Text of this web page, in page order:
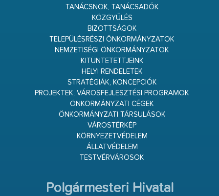
TANÁCSNOK, TANÁCSADÓK
KÖZGYŰLÉS
BIZOTTSÁGOK
TELEPÜLÉSRÉSZI ÖNKORMÁNYZATOK
NEMZETISÉGI ÖNKORMÁNYZATOK
KITÜNTETETTJEINK
HELYI RENDELETEK
STRATÉGIÁK, KONCEPCIÓK
PROJEKTEK, VÁROSFEJLESZTÉSI PROGRAMOK
ÖNKORMÁNYZATI CÉGEK
ÖNKORMÁNYZATI TÁRSULÁSOK
VÁROSTÉRKÉP
KÖRNYEZETVÉDELEM
ÁLLATVÉDELEM
TESTVÉRVÁROSOK
Polgármesteri Hivatal